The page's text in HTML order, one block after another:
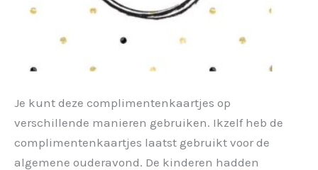
Je kunt deze complimentenkaartjes op
verschillende manieren gebruiken. Ikzelf heb de
complimentenkaartjes laatst gebruikt voor de
algemene ouderavond. De kinderen hadden